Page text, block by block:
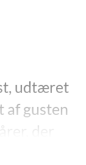
udtæret
af gusten
der